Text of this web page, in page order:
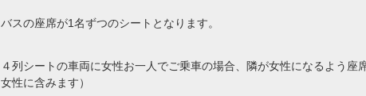
バスの座席が1名ずつのシートとなります。
４列シートの車両に女性お一人でご乗車の場合、隣が女性になるよう
女性に含みます）